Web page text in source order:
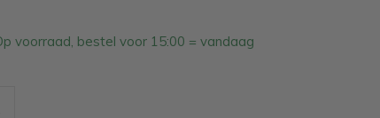
voorraad, bestel voor 15:00 = vandaag